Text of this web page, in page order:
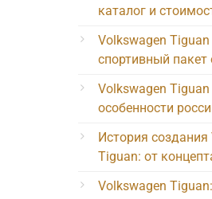
каталог и
Volkswagen Tiguan
спортивный
Volkswagen Tiguan
особенности
История создания
Tiguan: от
Volkswagen